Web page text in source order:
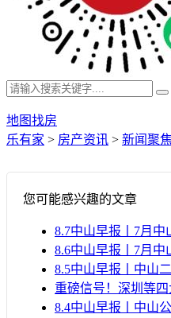
地图找房
乐有家 > 房产资讯 > 新闻聚焦
您可能感兴趣的文章
8.7中山早报丨7月中
8.6中山早报丨7月中
8.5中山早报丨中山
重磅信号！深圳等
8.4中山早报丨中山